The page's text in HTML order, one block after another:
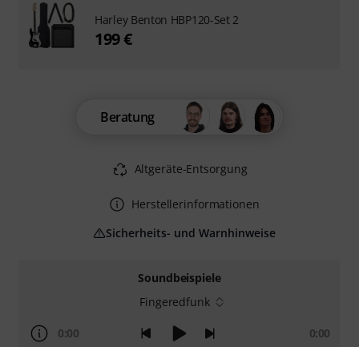
Soundbeispiele
Fingeredfunk
0:00 0:00
Beratung
Altgeräte-Entsorgung
Herstellerinformationen
Sicherheits- und Warnhinweise
Harley Benton HBP120-Set 2
199 €